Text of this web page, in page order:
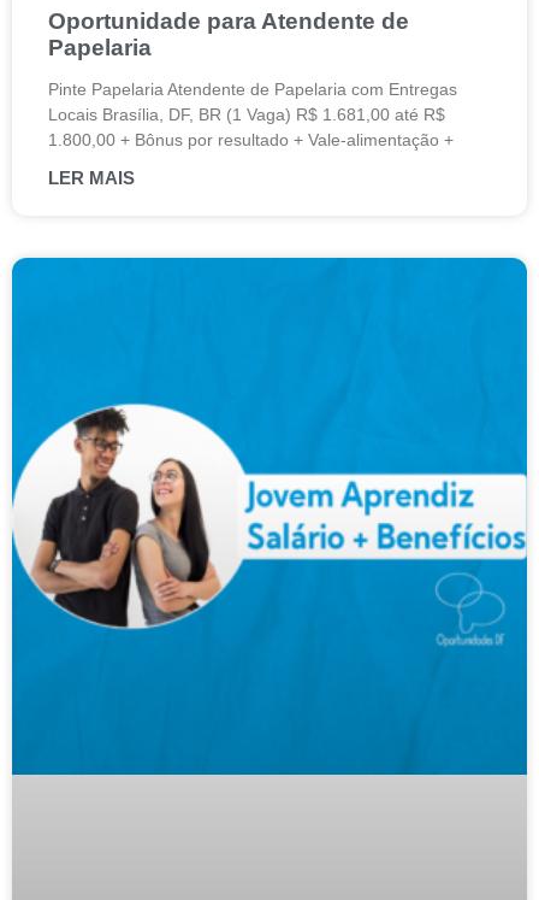
Oportunidade para Atendente de
Papelaria
Pinte Papelaria Atendente de Papelaria com Entregas
Locais Brasília, DF, BR (1 Vaga) R$ 1.681,00 até R$
1.800,00 + Bônus por resultado + Vale-alimentação +
LER MAIS